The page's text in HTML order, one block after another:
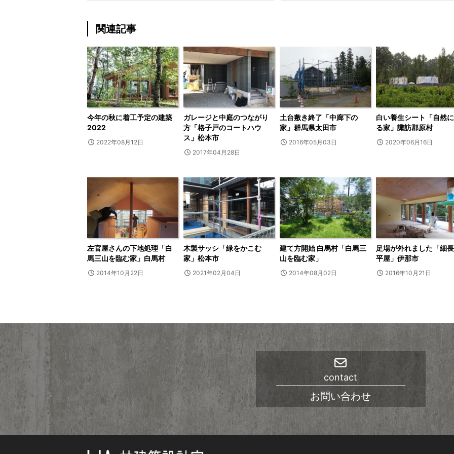
関連記事
今年の秋に着工予定の建築
2022
2022年08月12日
ガレージと中庭のつながり
方「格子戸のコートハウ
ス」松本市
2017年04月28日
土台敷き終了「中廊下の
家」群馬県太田市
2016年05月03日
白い養生シート「自然
る家」諏訪郡原村
2020年06月16日
左官屋さんの下地処理「白
馬三山を臨む家」白馬村
2014年10月22日
木製サッシ「緑をかこむ
家」松本市
2021年02月04日
建て方開始 白馬村「白馬三
山を臨む家」
2014年08月02日
足場が外れました「細
平屋」伊那市
2016年10月21日
contact
お問い合わせ